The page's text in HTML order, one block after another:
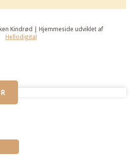
Kindrød | Hjemmeside udviklet af
Hellodigital